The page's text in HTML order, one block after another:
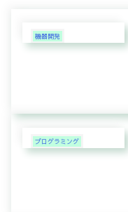
機器開発
プログラミング